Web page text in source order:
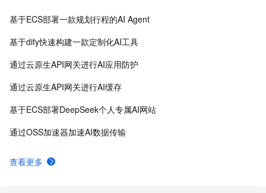
征、万亿样本规模加速训练，百余落地场景，全面提升
工程效率。
基于ECS部署一款规划行程的AI Agent
基于dify快速构建一款定制化AI工具
通过云原生API网关进行AI应用防护
通过云原生API网关进行AI缓存
基于ECS部署DeepSeek个人专属AI网站
通过OSS加速器加速AI数据传输
查看更多